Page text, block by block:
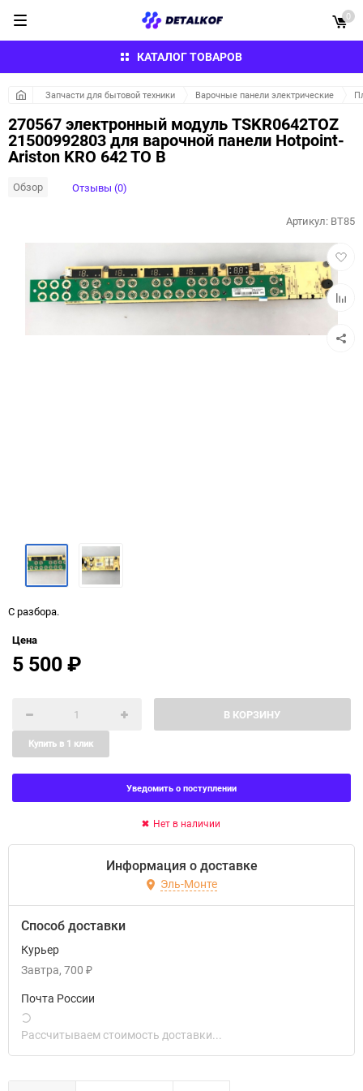
КАТАЛОГ ТОВАРОВ
0
Запчасти для бытовой техники Варочные панели электрические
270567 электронный модуль TSKR0642TOZ
21500992803 для варочной панели Hotpoint-
Ariston KRO 642 TO B
Обзор Отзывы (0)
в
к
Артикул: BT85
С разбора.
Цена
5 500₽
В КОРЗИНУ
Купить в 1 клик
Уведомить о поступлении
Нет в наличии
Информация о доставке
Эль-Монте
Способ доставки
Курьер
Завтра 700 ₽
Почта России
Рассчитываем стоимость доставки...